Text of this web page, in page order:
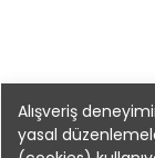
Alışveriş
yasal